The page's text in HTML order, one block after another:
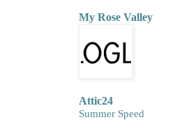
My Rose Valley
Attic24
Summer Speed